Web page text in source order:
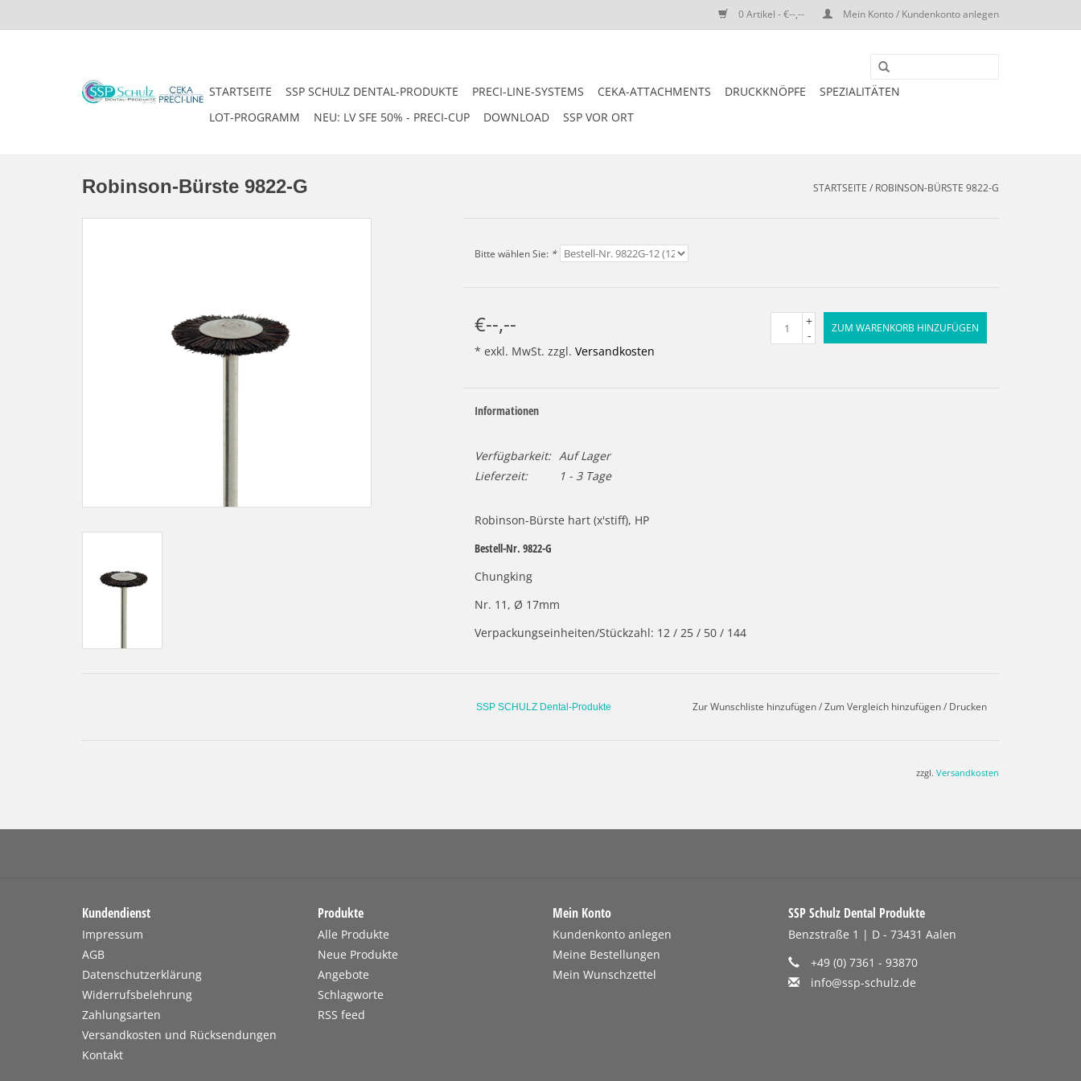
0 Artikel - €--,-- Mein Konto / Kundenkonto anlegen
STARTSEITE SSP SCHULZ DENTAL-PRODUKTE PRECI-LINE-SYSTEMS CEKA-ATTACHMENTS DRUCKKNÖPFE
SPEZIALITÄTEN
LOT-PROGRAMM
NEU: LV SFE 50% - PRECI-CUP DOWNLOAD SSP VOR ORT
Robinson-Bürste 9822-G STARTSEITE / ROBINSON-BÜRSTE 9822-G
Bitte wählen Sie: *
€--,--
* exkl. MwSt. zzgl. Versandkosten
+
-
ZUM WARENKORB HINZUFÜGEN
Informationen
Verfügbarkeit: Auf Lager
Lieferzeit:
1 - 3 Tage
Robinson-Bürste hart (x'stiff), HP
Bestell-Nr. 9822-G
Chungking
Nr. 11, Ø 17mm
Verpackungseinheiten/Stückzahl: 12 / 25 / 50 / 144
SSP SCHULZ Dental-Produkte Zur Wunschliste hinzufügen/Zum Vergleich hinzufügen/ Drucken
zzgl. Versandkosten
Kundendienst
Impressum
AGB
Datenschutzerklärung
Widerrufsbelehrung
Zahlungsarten
Versandkosten und Rücksendungen
Kontakt
Produkte
Alle Produkte
Neue Produkte
Angebote
Schlagworte
RSS feed
Mein Konto
Kundenkonto anlegen
Meine Bestellungen
Mein Wunschzettel
SSP Schulz Dental Produkte
Benzstraße 1 | D - 73431 Aalen
+49 (0) 7361 - 93870
info@ssp-schulz.de